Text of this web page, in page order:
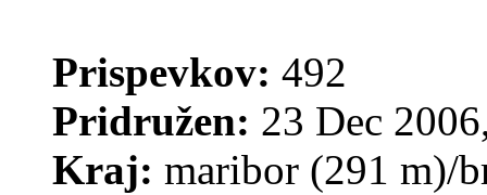
Prispevkov: 492
Pridružen: 23 Dec
Kraj: maribor (291 m)/